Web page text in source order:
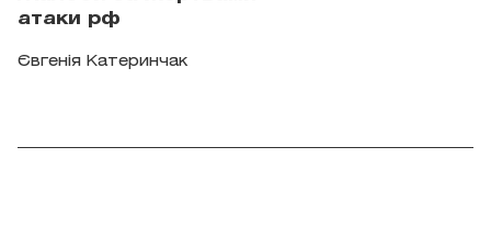
атаки рф
Євгенія Катеринчак